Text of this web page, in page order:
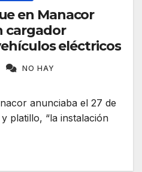
en Manacor
cargador
eléctricos
NO HAY
anunciaba el 27 de
platillo, “la instalación